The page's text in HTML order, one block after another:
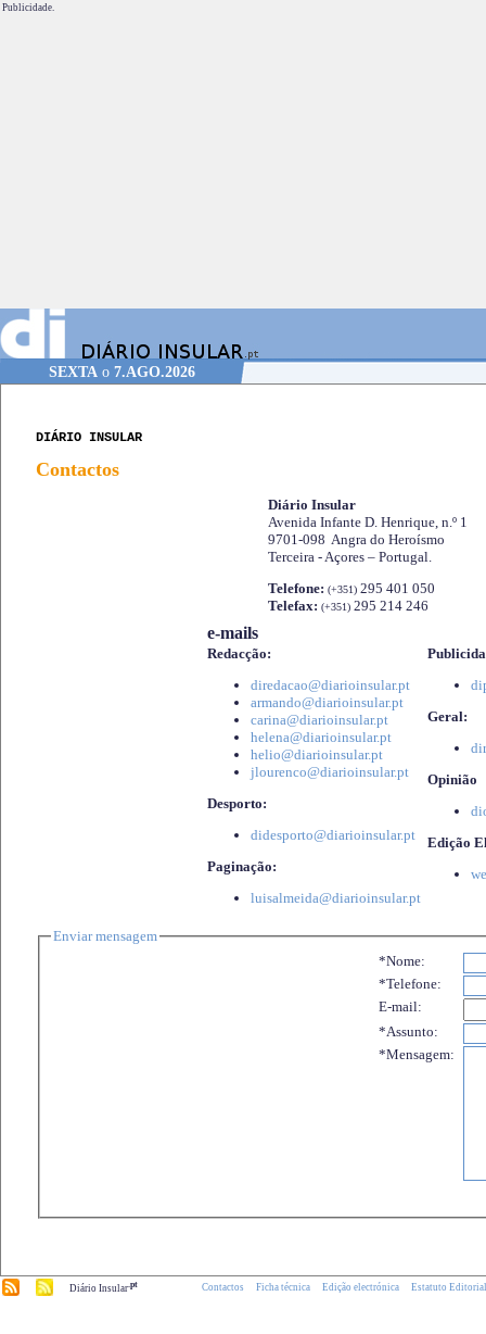
Publicidade.
SEXTA o 7.AGO.2026
DIÁRIO INSULAR
Contactos
Diário Insular
Avenida Infante D. Henrique, n.º 1
9701-098 Angra do Heroísmo
Terceira - Açores – Portugal.
Telefone: (+351) 295 401 050
Telefax: (+351) 295 214 246
e-mails
Redacção:
diredacao@diarioinsular.pt
armando@diarioinsular.pt
carina@diarioinsular.pt
helena@diarioinsular.pt
helio@diarioinsular.pt
jlourenco@diarioinsular.pt
Desporto:
didesporto@diarioinsular.pt
Paginação:
luisalmeida@diarioinsular.pt
Geral:
Opinião
Edição
Enviar mensagem
*Nome:
*Telefone:
E-mail:
*Assunto:
*Mensagem:
Diário Insular.pt Contactos Ficha técnica Edição electrónica Estatuto Editorial